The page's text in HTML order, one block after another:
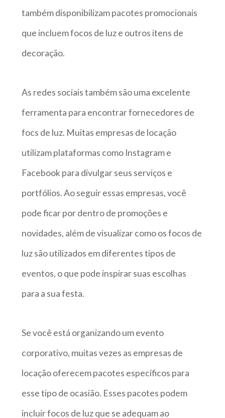
também disponibilizam pacotes promocionais
que incluem focos de luz e outros itens de
decoração.
As redes sociais também são uma excelente
ferramenta para encontrar fornecedores de
focs de luz. Muitas empresas de locação
utilizam plataformas como Instagram e
Facebook para divulgar seus serviços e
portfólios. Ao seguir essas empresas, você
pode ficar por dentro de promoções e
novidades, além de visualizar como os focos de
luz são utilizados em diferentes tipos de
eventos, o que pode inspirar suas escolhas
para a sua festa.
Se você está organizando um evento
corporativo, muitas vezes as empresas de
locação oferecem pacotes específicos para
esse tipo de ocasião. Esses pacotes podem
incluir focos de luz que se adequam ao